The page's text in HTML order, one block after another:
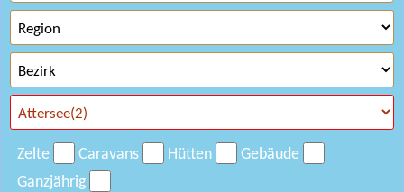
Zelte Caravans Hütten
Gebäude
Ganzjährig